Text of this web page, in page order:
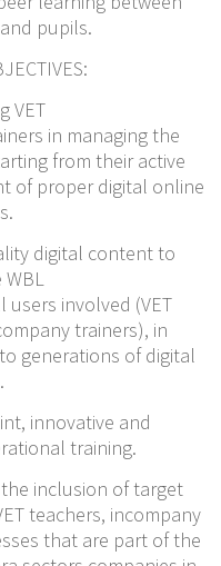
pupils.
VET
in managing the
from their active
of proper digital online
digital content to
involved (VET
trainers), in
generations of digital
innovative and
training.
inclusion of target
teachers, incompany
that are part of the